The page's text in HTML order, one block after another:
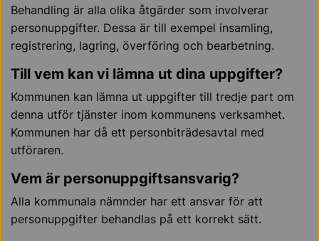
Behandling är alla olika åtgärder som involverar
personuppgifter. Dessa är till exempel insamling,
registrering, lagring, överföring och bearbetning.
Till vem kan vi lämna ut dina uppgifter?
Kommunen kan lämna ut uppgifter till tredje part om
denna utför tjänster inom kommunens verksamhet.
Kommunen har då ett personbiträdesavtal med
utföraren.
Vem är personuppgiftsansvarig?
Alla kommunala nämnder har ett ansvar för att
personuppgifter behandlas på ett korrekt sätt.